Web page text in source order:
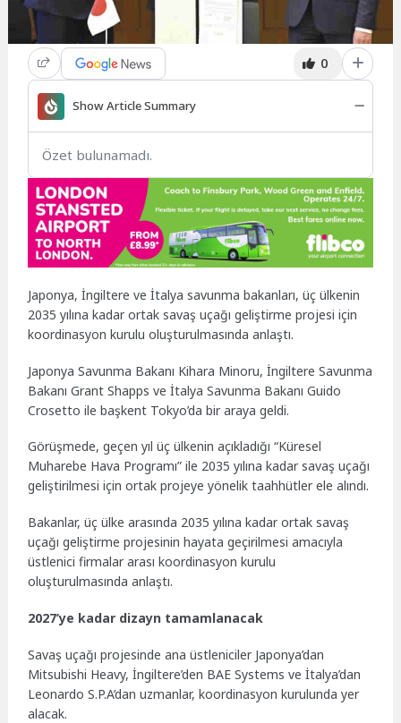
0
Show Article Summary
Özet bulunamadı.
Japonya, İngiltere ve İtalya savunma bakanları, üç ülkenin
2035 yılına kadar ortak savaş uçağı geliştirme projesi için
koordinasyon kurulu oluşturulmasında anlaştı.
Japonya Savunma Bakanı Kihara Minoru, İngiltere Savunma
Bakanı Grant Shapps ve İtalya Savunma Bakanı Guido
Crosetto ile başkent Tokyo’da bir araya geldi.
Görüşmede, geçen yıl üç ülkenin açıkladığı “Küresel
Muharebe Hava Programı” ile 2035 yılına kadar savaş uçağı
geliştirilmesi için ortak projeye yönelik taahhütler ele alındı.
Bakanlar, üç ülke arasında 2035 yılına kadar ortak savaş
uçağı geliştirme projesinin hayata geçirilmesi amacıyla
üstlenici firmalar arası koordinasyon kurulu
oluşturulmasında anlaştı.
2027’ye kadar dizayn tamamlanacak
Savaş uçağı projesinde ana üstleniciler Japonya’dan
Mitsubishi Heavy, İngiltere’den BAE Systems ve İtalya’dan
Leonardo S.P.A’dan uzmanlar, koordinasyon kurulunda yer
alacak.